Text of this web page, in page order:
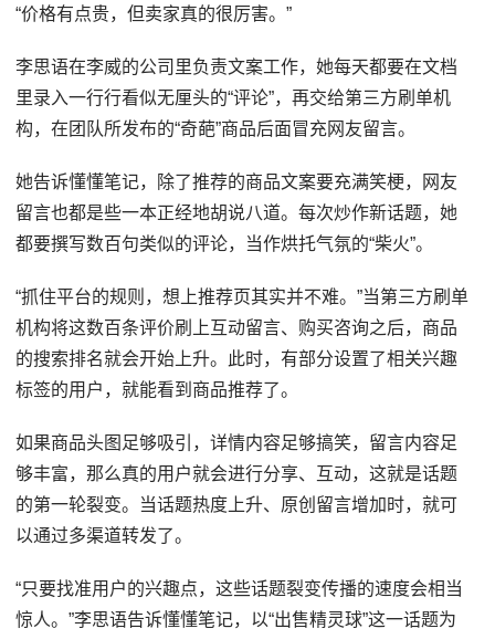
“价格有点贵，但卖家真的很厉害。”
李思语在李威的公司里负责文案工作，她每天都要在文档
里录入一行行看似无厘头的“评论”，再交给第三方刷单机
构，在团队所发布的“奇葩”商品后面冒充网友留言。
她告诉懂懂笔记，除了推荐的商品文案要充满笑梗，网友
留言也都是些一本正经地胡说八道。每次炒作新话题，她
都要撰写数百句类似的评论，当作烘托气氛的“柴火”。
“抓住平台的规则，想上推荐页其实并不难。”当第三方刷单
机构将这数百条评价刷上互动留言、购买咨询之后，商品
的搜索排名就会开始上升。此时，有部分设置了相关兴趣
标签的用户，就能看到商品推荐了。
如果商品头图足够吸引，详情内容足够搞笑，留言内容足
够丰富，那么真的用户就会进行分享、互动，这就是话题
的第一轮裂变。当话题热度上升、原创留言增加时，就可
以通过多渠道转发了。
“只要找准用户的兴趣点，这些话题裂变传播的速度会相当
惊人。”李思语告诉懂懂笔记，以“出售精灵球”这一话题为